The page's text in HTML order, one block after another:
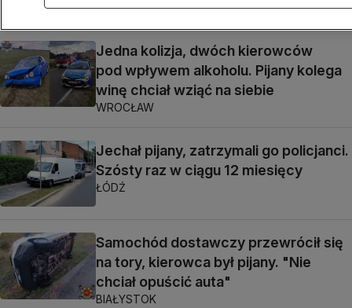
WROCŁAW
Jedna kolizja, dwóch kierowców
pod wpływem alkoholu. Pijany kolega
winę chciał wziąć na siebie
WROCŁAW
Jechał pijany, zatrzymali go policjanci.
Szósty raz w ciągu 12 miesięcy
ŁÓDŹ
Samochód dostawczy przewrócił się
na tory, kierowca był pijany. "Nie
chciał opuścić auta"
BIAŁYSTOK